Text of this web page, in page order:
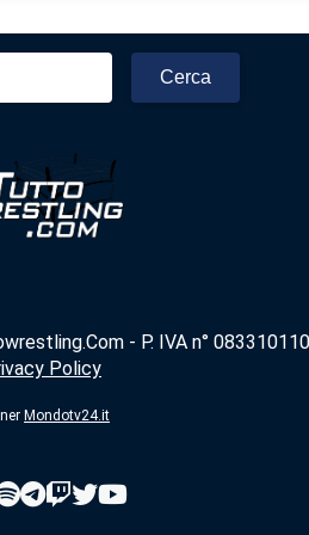
- P. IVA n°
Policy
Mondotv24.it